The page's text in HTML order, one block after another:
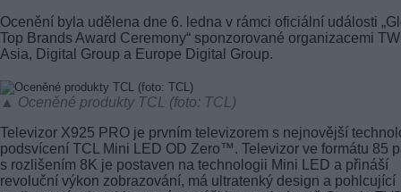
Ocenění byla udělena dne 6. ledna v rámci oficiální události
Top Brands Award Ceremony“ sponzorované organizacemi
Asia, Digital Group a Europe Digital Group.
▲ Oceněné produkty TCL (foto: TCL)
Televizor X925 PRO je prvním televizorem s nejnovější
podsvícení TCL Mini LED OD Zero™. Televizor ve formátu 85
s rozlišením 8K je postaven na technologii Mini LED a přináší
revoluční výkon zobrazování, má ultratenký design a pohlcující